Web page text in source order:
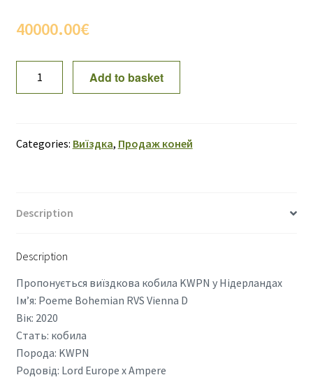
40000.00€
Bohemian
D
Add to basket
Categories: Виїздка, Продаж коней
Description
Description
Пропонується виїздкова кобила KWPN у Нідерландах
Ім’я: Poeme Bohemian RVS Vienna D
Вік: 2020
Стать: кобила
Порода: KWPN
Родовід: Lord Europe x Ampere